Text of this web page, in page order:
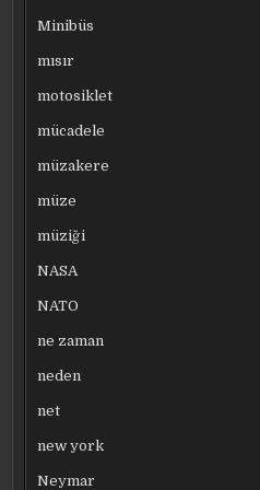
Minibüs
mısır
motosiklet
mücadele
müzakere
müze
müziği
NASA
NATO
ne zaman
neden
net
new york
Neymar